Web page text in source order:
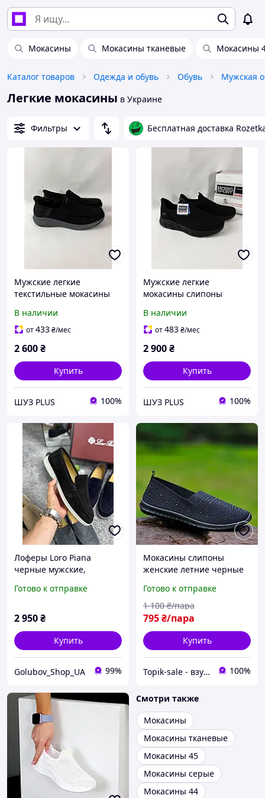
Мокасины Мокасины тканевые Мокасины
Каталог товаров Одежда и обувь Обувь Мужская
Легкие мокасины в Украине
Фильтры Бесплатная доставка
Мужские легкие
текстильные мокасины
размер
В наличии
от433₴/мес
2 600₴
Купить
ШУЗ PLUS 100%
Мужские легкие
мокасины слипоны
размер
В наличии
от483₴/мес
2 900₴
Купить
ШУЗ PLUS 100%
Лоферы Loro Piana
черные мужские,
лоферы Лоро Пьяна,
обувь, легкие мокасины
Loro Piana
Готово к отправке
2 950₴
Купить
Golubov_Shop_UA 99%
Мокасины слипоны
женские летние черные
Мокасини сліпони жіночі
літні чорні (Код: S3205)
Готово к отправке
795₴/пара
1 100 ₴/пара
Купить
Topik-sale - взуття зі знижками! 100%
Смотри также
Мокасины
Мокасины тканевые
Мокасины 45
Мокасины серые
Мокасины 44